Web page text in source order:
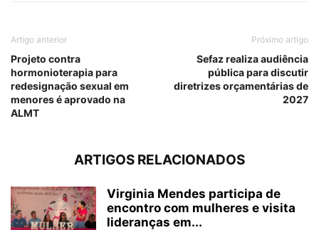
Artigo anterior
Projeto contra
hormonioterapia para
redesignação sexual em
menores é aprovado na
ALMT
Próximo artigo
Sefaz realiza audiência
pública para discutir
diretrizes orçamentárias de
2027
ARTIGOS RELACIONADOS
Virginia Mendes participa de
encontro com mulheres e visita
lideranças em...